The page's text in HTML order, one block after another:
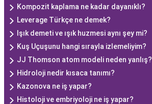
Kompozit kaplama ne kadar dayanıklı?
Leverage Türkçe ne demek?
Işık demeti ve ışık huzmesi aynı şey mi?
Kuş Uçuşunu hangi sırayla izlemeliyim?
JJ Thomson atom modeli neden yanlış?
Hidroloji nedir kısaca tanımı?
Kazonova ne iş yapar?
Histoloji ve embriyoloji ne iş yapar?